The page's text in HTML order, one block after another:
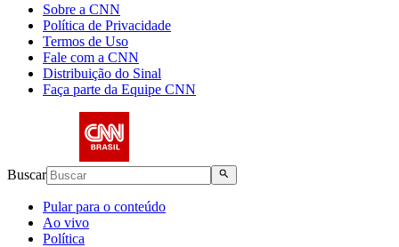
Sobre a CNN
Política de Privacidade
Termos de Uso
Fale com a CNN
Distribuição do Sinal
Faça parte da Equipe CNN
Buscar
Pular para o conteúdo
Ao vivo
Política